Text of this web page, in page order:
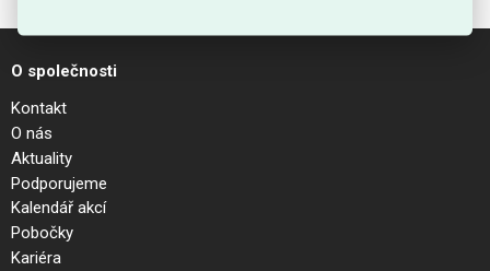
O společnosti
Kontakt
O nás
Aktuality
Podporujeme
Kalendář akcí
Pobočky
Kariéra